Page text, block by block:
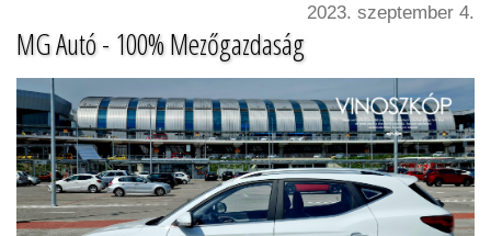
2023. szeptember 4.
MG Autó - 100% Mezőgazdaság